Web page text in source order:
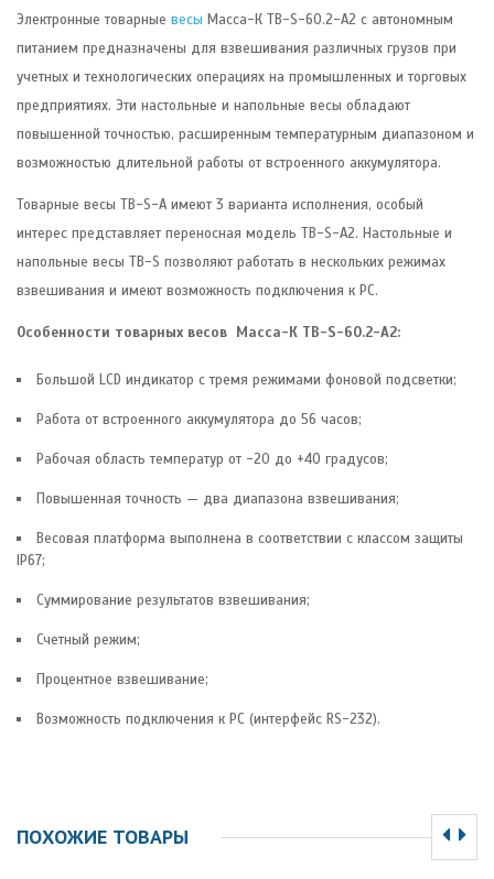
Электронные товарные весы Масса-К ТB-S-60.2-А2 c автономным
питанием предназначены для взвешивания различных грузов при
учетных и технологических операциях на промышленных и торговых
предприятиях. Эти настольные и напольные весы обладают
повышенной точностью, расширенным температурным диапазоном и
возможностью длительной работы от встроенного аккумулятора.
Товарные весы TB-S-А имеют 3 варианта исполнения, особый
интерес представляет переносная модель TB-S-А2. Настольные и
напольные весы TB-S позволяют работать в нескольких режимах
взвешивания и имеют возможность подключения к РС.
Особенности товарных весов Масса-К TB-S-60.2-А2:
Большой LCD индикатор с тремя режимами фоновой подсветки;
Работа от встроенного аккумулятора до 56 часов;
Рабочая область температур от -20 до +40 градусов;
Повышенная точность — два диапазона взвешивания;
Весовая платформа выполнена в соответствии с классом защиты
IP67;
Суммирование результатов взвешивания;
Счетный режим;
Процентное взвешивание;
Возможность подключения к PC (интерфейс RS-232).
ПОХОЖИЕ ТОВАРЫ